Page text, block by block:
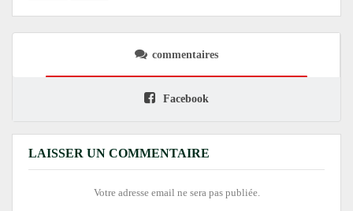
commentaires
Facebook
LAISSER UN COMMENTAIRE
Votre adresse email ne sera pas publiée.